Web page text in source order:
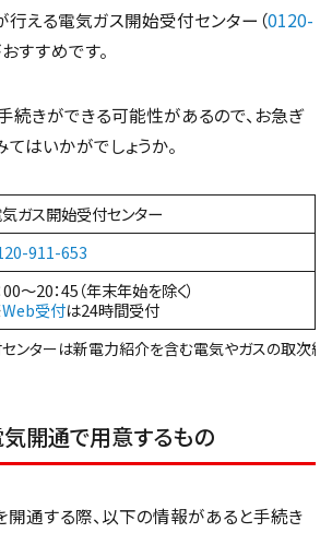
える電気ガス開始受付センター（0120-
すすめです。
続きができる可能性があるので、お急ぎ
はいかがでしょうか。
ガス開始受付センター
911-653
00～20：45（年末年始を除く）
Web受付は24時間受付
ンターは新電力紹介を含む電気やガスの取次総
開通で用意するもの
通する際、以下の情報があると手続き